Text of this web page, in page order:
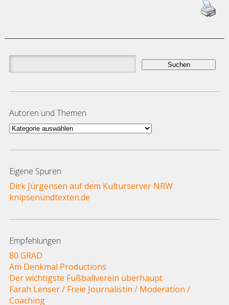
Suchen
nach:
Autoren und Themen
Autoren
Themen
Eigene Spuren
Dirk Jürgensen auf dem Kulturserver NRW
knipsenundtexten.de
Empfehlungen
80 GRAD
Am Denkmal Productions
Der wichtigste Fußballverein überhaupt
Farah Lenser / Freie Journalistin / Moderation /
Coaching